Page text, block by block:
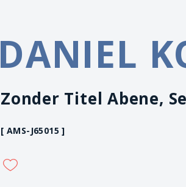
DANIEL
Zonder Titel Abene,
[ AMS-J65015 ]